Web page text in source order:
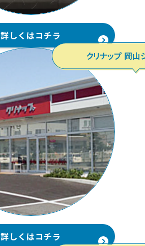
詳しくはコチラ
クリナップ 岡山
詳しくはコチラ